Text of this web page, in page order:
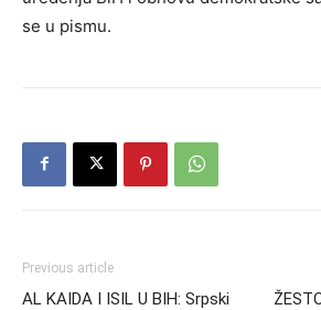
se u pismu.
Previous article
AL KAIDA I ISIL U BIH: Srpski